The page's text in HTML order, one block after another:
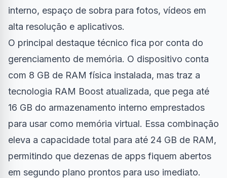
interno, espaço de sobra para fotos, vídeos em
alta resolução e aplicativos.
O principal destaque técnico fica por conta do
gerenciamento de memória. O dispositivo conta
com 8 GB de RAM física instalada, mas traz a
tecnologia RAM Boost atualizada, que pega até
16 GB do armazenamento interno emprestados
para usar como memória virtual. Essa combinação
eleva a capacidade total para até 24 GB de RAM,
permitindo que dezenas de apps fiquem abertos
em segundo plano prontos para uso imediato.